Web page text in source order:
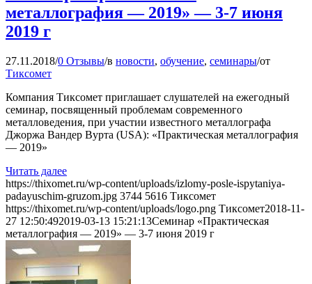
металлография — 2019» — 3-7 июня
2019 г
27.11.2018/0 Отзывы/в новости, обучение, семинары/от
Тиксомет
Компания Тиксомет приглашает слушателей на ежегодный
семинар, посвященный проблемам современного
металловедения, при участии известного металлографа
Джоржа Вандер Вурта (USA): «Практическая металлография
— 2019»
Читать далее
https://thixomet.ru/wp-content/uploads/izlomy-posle-ispytaniya-
padayuschim-gruzom.jpg 3744 5616 Тиксомет
https://thixomet.ru/wp-content/uploads/logo.png Тиксомет2018-11-
27 12:50:492019-03-13 15:21:13Семинар «Практическая
металлография — 2019» — 3-7 июня 2019 г